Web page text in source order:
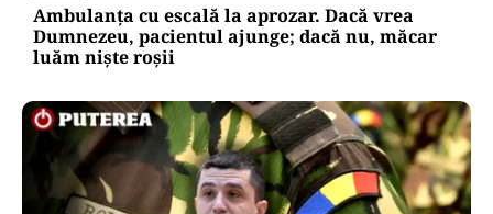
Ambulanța cu escală la aprozar. Dacă vrea
Dumnezeu, pacientul ajunge; dacă nu, măcar
luăm niște roșii